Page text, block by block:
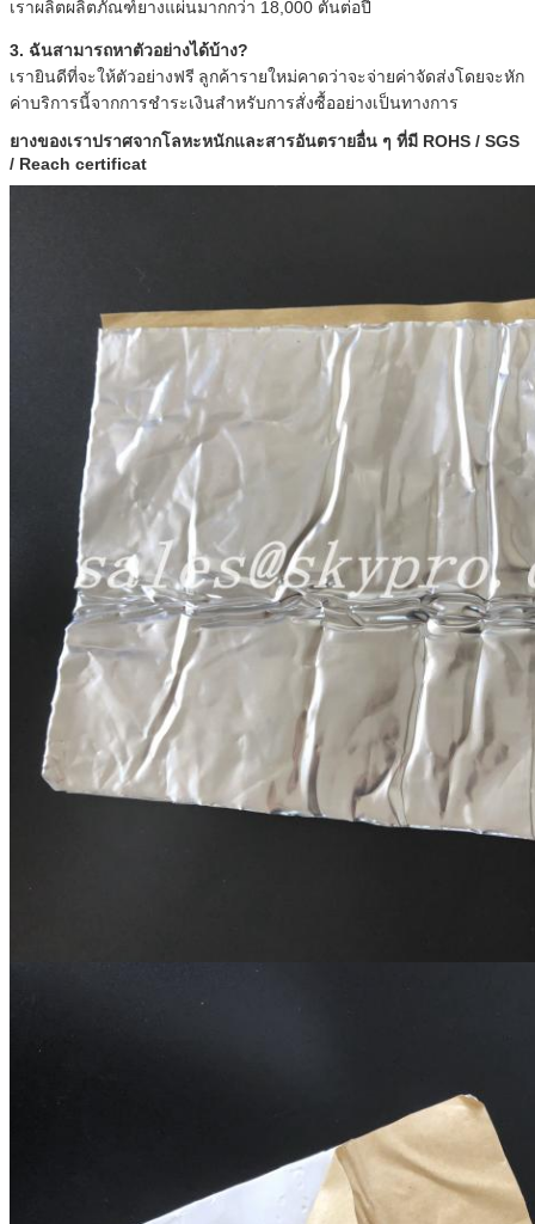
เราผลิตผลิตภัณฑ์ยางแผ่นมากกว่า 18,000 ตันต่อปี
3. ฉันสามารถหาตัวอย่างได้บ้าง?
เรายินดีที่จะให้ตัวอย่างฟรี ลูกค้ารายใหม่คาดว่าจะจ่ายค่าจัดส่งโดยจะหัก
ค่าบริการนี้จากการชำระเงินสำหรับการสั่งซื้ออย่างเป็นทางการ
ยางของเราปราศจากโลหะหนักและสารอันตรายอื่น ๆ ที่มี ROHS / SGS
/ Reach certificat